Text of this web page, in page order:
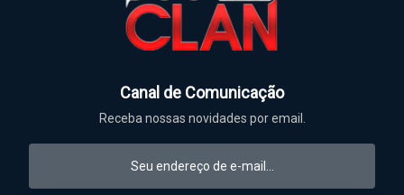
Canal de Comunicação
Receba nossas novidades por email.